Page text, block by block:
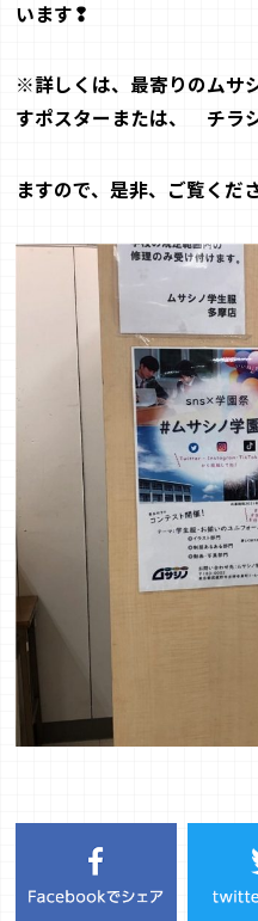
います❢
※詳しくは、最寄りのムサ
すポスターまたは、
チラ
ますので、是非、ご覧くだ